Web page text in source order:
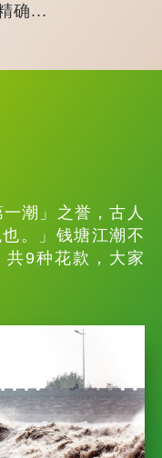
确...
潮」之誉，古人
。」钱塘江潮不
共9种花款，大家